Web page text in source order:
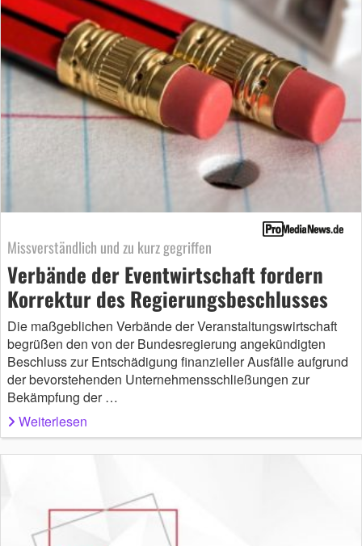
Missverständlich und zu kurz gegriffen
Verbände der Eventwirtschaft fordern
Korrektur des Regierungsbeschlusses
Die maßgeblichen Verbände der Veranstaltungswirtschaft
begrüßen den von der Bundesregierung angekündigten
Beschluss zur Entschädigung finanzieller Ausfälle aufgrund
der bevorstehenden Unternehmensschließungen zur
Bekämpfung der …
Weiterlesen